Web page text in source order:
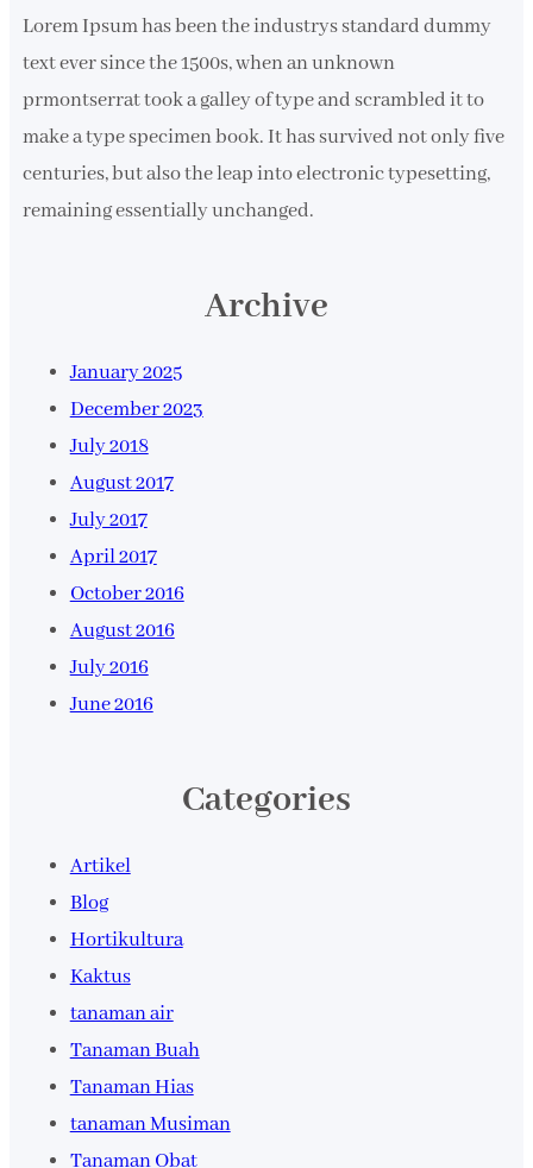
Lorem Ipsum has been the industrys standard dummy
text ever since the 1500s, when an unknown
prmontserrat took a galley of type and scrambled it to
make a type specimen book. It has survived not only five
centuries, but also the leap into electronic typesetting,
remaining essentially unchanged.
Archive
January 2025
December 2023
July 2018
August 2017
July 2017
April 2017
October 2016
August 2016
July 2016
June 2016
Categories
Artikel
Blog
Hortikultura
Kaktus
tanaman air
Tanaman Buah
Tanaman Hias
tanaman Musiman
Tanaman Obat